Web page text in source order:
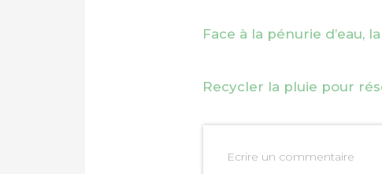
Face à la pénurie d’eau,
Recycler la pluie pour
Ecrire un commentaire